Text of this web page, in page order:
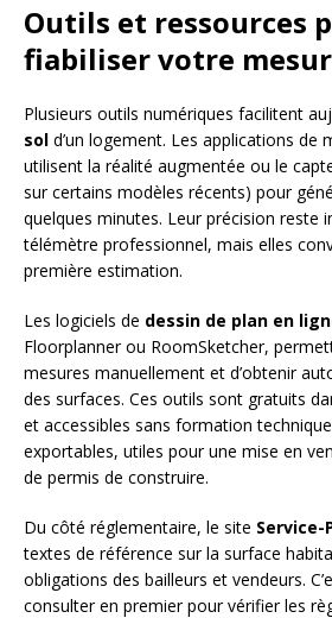
Outils et ressources
fiabiliser votre
Plusieurs outils numériques facilitent
sol d’un logement. Les applications de
utilisent la réalité augmentée ou le
sur certains modèles récents) pour
quelques minutes. Leur précision reste
télémètre professionnel, mais elles
première estimation.
Les logiciels de dessin de plan en
Floorplanner ou RoomSketcher,
mesures manuellement et d’obtenir
des surfaces. Ces outils sont gratuits
et accessibles sans formation
exportables, utiles pour une mise en
de permis de construire.
Du côté réglementaire, le site
textes de référence sur la surface
obligations des bailleurs et vendeurs.
consulter en premier pour vérifier les